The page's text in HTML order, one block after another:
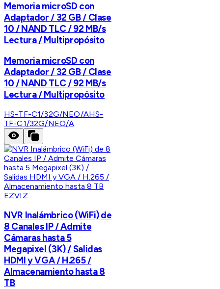
Memoria microSD con
Adaptador / 32 GB / Clase
10 / NAND TLC / 92 MB/s
Lectura / Multipropósito
Memoria microSD con
Adaptador / 32 GB / Clase
10 / NAND TLC / 92 MB/s
Lectura / Multipropósito
HS-TF-C1/32G/NEO/AHS-
TF-C1/32G/NEO/A
EZVIZ
NVR Inalámbrico (WiFi) de
8 Canales IP / Admite
Cámaras hasta 5
Megapixel (3K) / Salidas
HDMI y VGA / H.265 /
Almacenamiento hasta 8
TB